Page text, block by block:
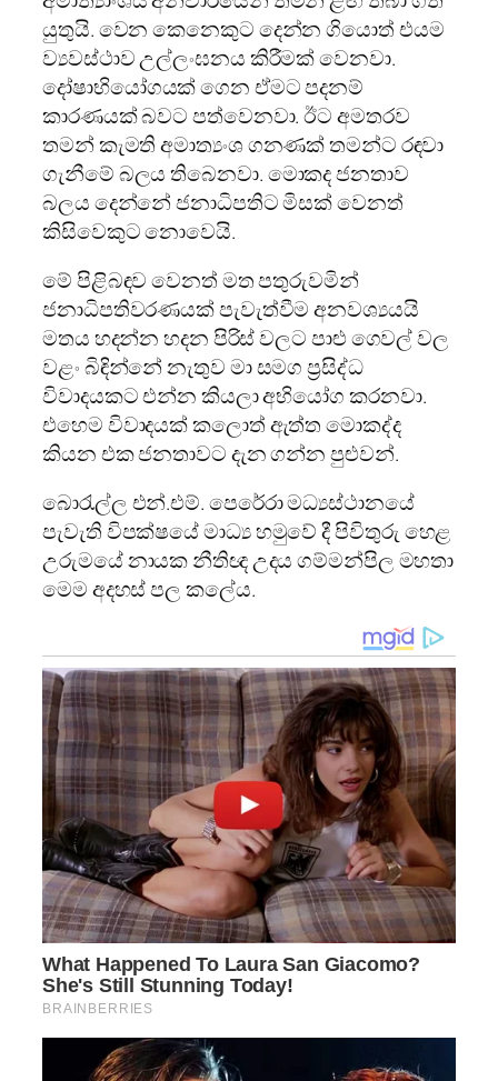
යුතුයි. වෙන කෙනෙකුට දෙන්න ගියොත් එයම
ව්‍යවස්ථාව උල්ලංඝනය කිරීමක් වෙනවා.
දෝෂාභියෝගයක් ගෙන ඒමට පදනම්
කාරණයක් බවට පත්වෙනවා. ඊට අමතරව
තමන් කැමති අමාත්‍යංශ ගනණක් තමන්ට රඳවා
ගැනීමේ බලය තිබෙනවා. මොකද ජනතාව
බලය දෙන්නේ ජනාධිපතිට මිසක් වෙනත්
කිසිවෙකුට නොවෙයි.
මේ පිළිබඳව වෙනත් මත පතුරුවමින්
ජනාධිපතිවරණයක් පැවැත්වීම අනවශ්‍යයයි
මතය හදන්න හදන පිරිස් වලට පාළු ගෙවල් වල
වළං බිඳින්නේ නැතුව මා සමග ප්‍රසිද්ධ
විවාදයකට එන්න කියලා අභියෝග කරනවා.
එහෙම විවාදයක් කලොත් ඇත්ත මොකද්ද
කියන එක ජනතාවට දැන ගන්න පුළුවන්.
බොරැල්ල එන්.එම්. පෙරේරා මධ්‍යස්ථානයේ
පැවැති විපක්ෂයේ මාධ්‍ය හමුවේ දී පිවිතුරු හෙළ
උරුමයේ නායක නීතිඥ උදය ගම්මන්පිල මහතා
මෙම අදහස් පල කලේය.